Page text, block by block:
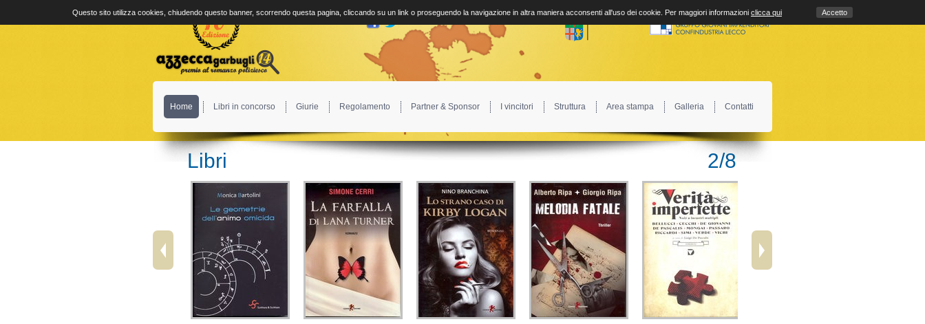
Home Libri in concorso Giurie Regolamento Partner & Sponsor I vincitori Struttura Area stampa Galleria Contatti
Libri 2/8
Questo sito utilizza cookies, chiudendo questo banner, scorrendo questa pagina, cliccando su un link o proseguendo la navigazione in altra maniera acconsenti all'uso dei cookie. Per maggiori informazioni clicca qui Accetto